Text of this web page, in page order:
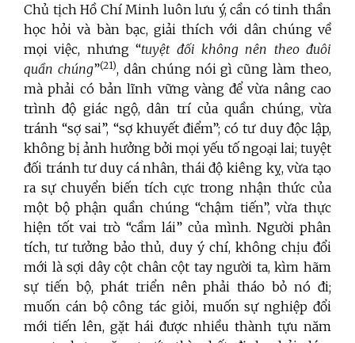
Chủ tịch Hồ Chí Minh luôn lưu ý, cần có tinh thần
học hỏi và bàn bạc, giải thích với dân chúng về
mọi việc, nhưng “tuyệt đối không nên theo đuôi
quần chúng”(21), dân chúng nói gì cũng làm theo,
mà phải có bản lĩnh vững vàng để vừa nâng cao
trình độ giác ngộ, dân trí của quần chúng, vừa
tránh “sợ sai”, “sợ khuyết điểm”; có tư duy độc lập,
không bị ảnh hưởng bởi mọi yếu tố ngoại lai; tuyệt
đối tránh tư duy cá nhân, thái độ kiêng kỵ, vừa tạo
ra sự chuyển biến tích cực trong nhận thức của
một bộ phận quần chúng “chậm tiến”, vừa thực
hiện tốt vai trò “cầm lái” của mình. Người phân
tích, tư tưởng bảo thủ, duy ý chí, không chịu đổi
mới là sợi dây cột chân cột tay người ta, kìm hãm
sự tiến bộ, phát triển nên phải tháo bỏ nó đi;
muốn cán bộ công tác giỏi, muốn sự nghiệp đổi
mới tiến lên, gặt hái được nhiều thành tựu năm